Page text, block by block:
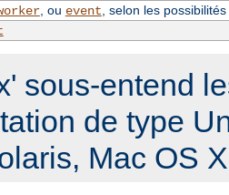
, ou event , selon les
sous-entend
de type
Mac OS